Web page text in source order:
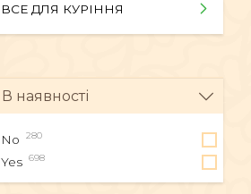
ВСЕ ДЛЯ КУРІННЯ
В наявності
No 280
Yes 698